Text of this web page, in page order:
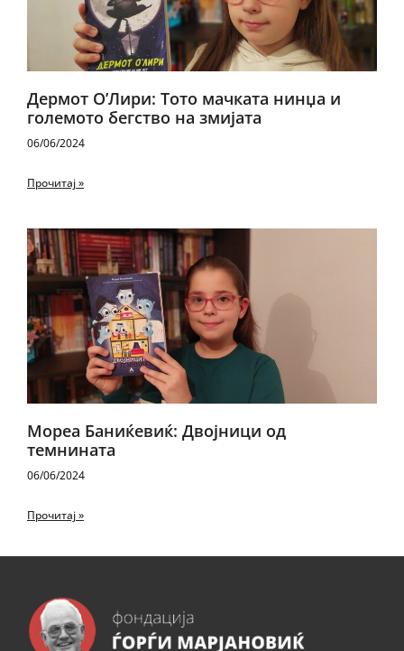
Дермот О’Лири: Тото мачката нинџа и
големото бегство на змијата
06/06/2024
Прочитај »
Мореа Баниќевиќ: Двојници од
темнината
06/06/2024
Прочитај »